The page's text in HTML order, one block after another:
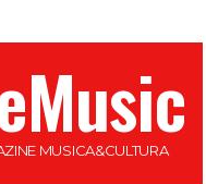
MUSICA&CULTURA